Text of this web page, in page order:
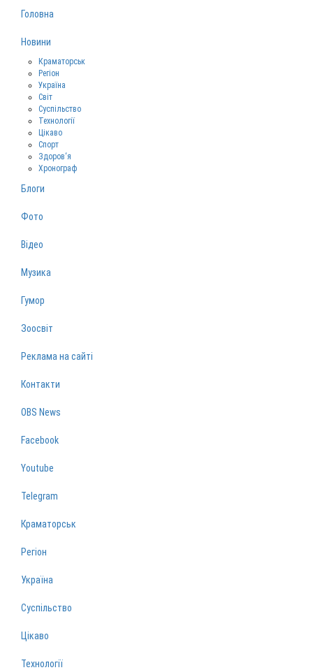
Головна
Новини
Краматорськ
Регіон
Україна
Світ
Суспільство
Технології
Цікаво
Спорт
Здоров‘я
Хронограф
Блоги
Фото
Відео
Музика
Гумор
Зоосвіт
Реклама на сайті
Контакти
OBS News
Facebook
Youtube
Telegram
Краматорськ
Регіон
Україна
Суспільство
Цікаво
Технології